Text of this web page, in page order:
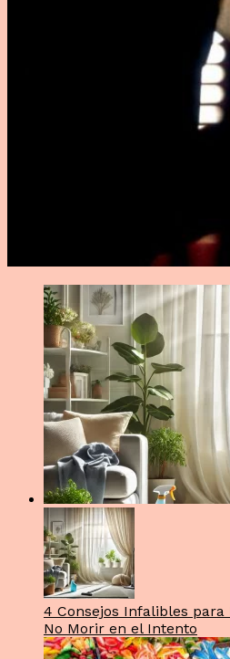
4 Consejos Infalibles
No Morir en el Intento